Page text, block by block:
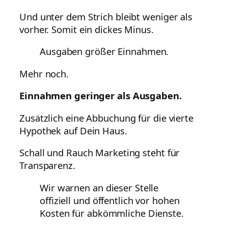
Und unter dem Strich bleibt weniger als
vorher. Somit ein dickes Minus.
Ausgaben größer Einnahmen.
Mehr noch.
Einnahmen geringer als Ausgaben.
Zusätzlich eine Abbuchung für die vierte
Hypothek auf Dein Haus.
Schall und Rauch Marketing steht für
Transparenz.
Wir warnen an dieser Stelle
offiziell und öffentlich vor hohen
Kosten für abkömmliche Dienste.